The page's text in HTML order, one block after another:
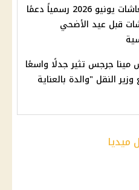
تبكير صرف معاشات يونيو 2026 رسمياً دعمًا
قبل عيد الأضحي
جرجس تثير جدلًا واسعًا
النقل "والدة بالعناية